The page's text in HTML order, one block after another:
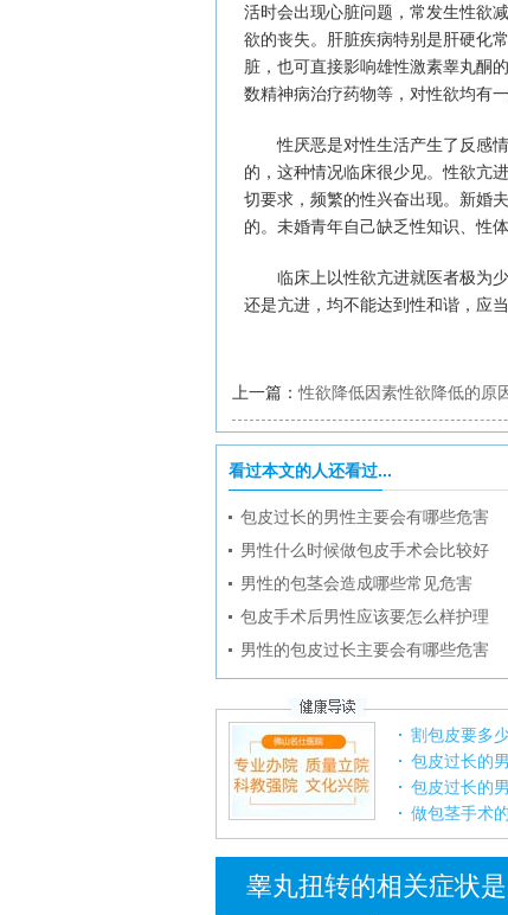
活时会出现心脏问题，常发生性欲
欲的丧失。肝脏疾病特别是肝硬化
脏，也可直接影响雄性激素睾丸酮
数精神病治疗药物等，对性欲均有一
性厌恶是对性生活产生了反感情
的，这种情况临床很少见。性欲亢
切要求，频繁的性兴奋出现。新婚
的。未婚青年自己缺乏性知识、性
临床上以性欲亢进就医者极为少
还是亢进，均不能达到性和谐，应当
上一篇：性欲降低因素性欲降低的原
看过本文的人还看过...
包皮过长的男性主要会有哪些危害
男性什么时候做包皮手术会比较好
男性的包茎会造成哪些常见危害
包皮手术后男性应该要怎么样护理
男性的包皮过长主要会有哪些危害
割包皮要多
包皮过长的
包皮过长的
做包茎手术
睾丸扭转的相关症状是